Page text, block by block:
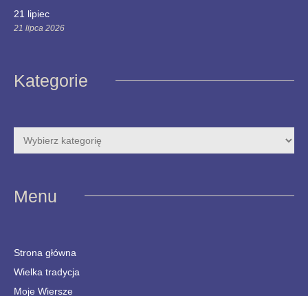
21 lipiec
21 lipca 2026
Kategorie
Menu
Strona główna
Wielka tradycja
Moje Wiersze